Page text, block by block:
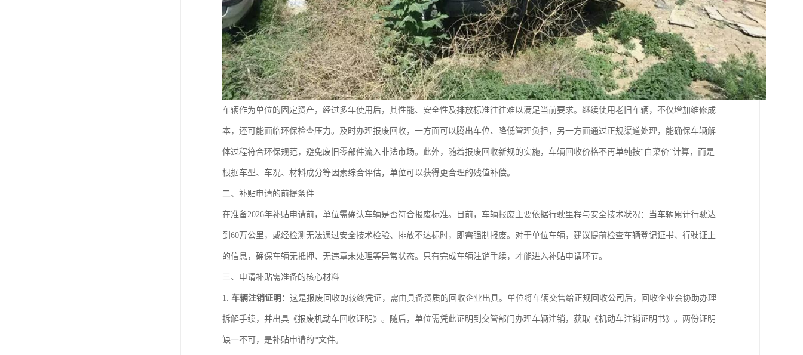
车辆作为单位的固定资产，经过多年使用后，其性能、安全性及排放标准往往难以满足当前要求。继续使用老旧车辆，不仅增加维修成
本，还可能面临环保检查压力。及时办理报废回收，一方面可以腾出车位、降低管理负担，另一方面通过正规渠道处理，能确保车辆解
体过程符合环保规范，避免废旧零部件流入非法市场。此外，随着报废回收新规的实施，车辆回收价格不再单纯按“白菜价”计算，而是
根据车型、车况、材料成分等因素综合评估，单位可以获得更合理的残值补偿。
二、补贴申请的前提条件
在准备2026年补贴申请前，单位需确认车辆是否符合报废标准。目前，车辆报废主要依据行驶里程与安全技术状况：当车辆累计行驶达
到60万公里，或经检测无法通过安全技术检验、排放不达标时，即需强制报废。对于单位车辆，建议提前检查车辆登记证书、行驶证上
的信息，确保车辆无抵押、无违章未处理等异常状态。只有完成车辆注销手续，才能进入补贴申请环节。
三、申请补贴需准备的核心材料
1. 车辆注销证明 ：这是报废回收的较终凭证，需由具备资质的回收企业出具。单位将车辆交售给正规回收公司后，回收企业会协助办理
拆解手续，并出具《报废机动车回收证明》。随后，单位需凭此证明到交管部门办理车辆注销，获取《机动车注销证明书》。两份证明
缺一不可，是补贴申请的*文件。